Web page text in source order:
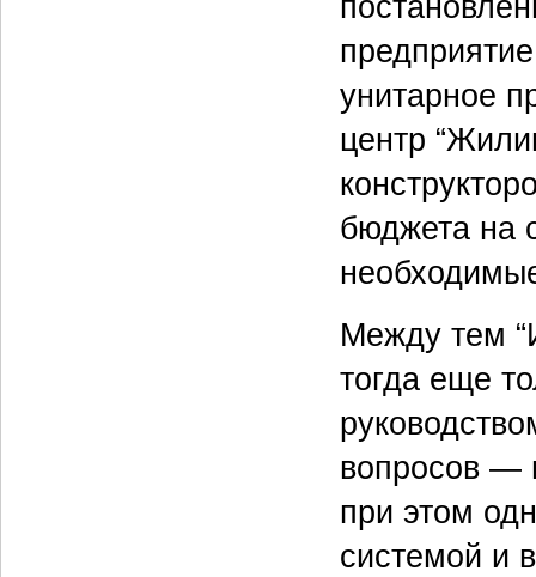
унитарное
центр
бюджета на
Между тем
тогда еще
вопросов —
при этом
системой и